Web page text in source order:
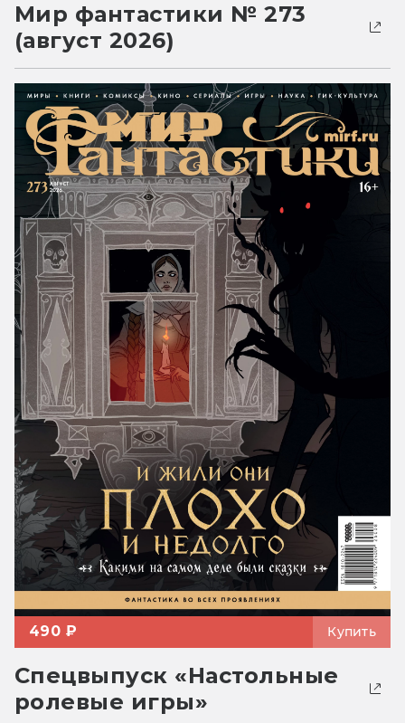
Мир фантастики № 273
(август 2026)
490 ₽ Купить
Спецвыпуск «Настольные
ролевые игры»